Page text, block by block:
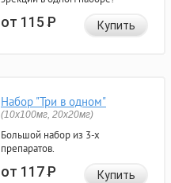
от 115Р Купить
Набор "Три в одном"
(10x100мг, 20x20мг)
Большой набор из 3-х
препаратов.
от 117Р Купить